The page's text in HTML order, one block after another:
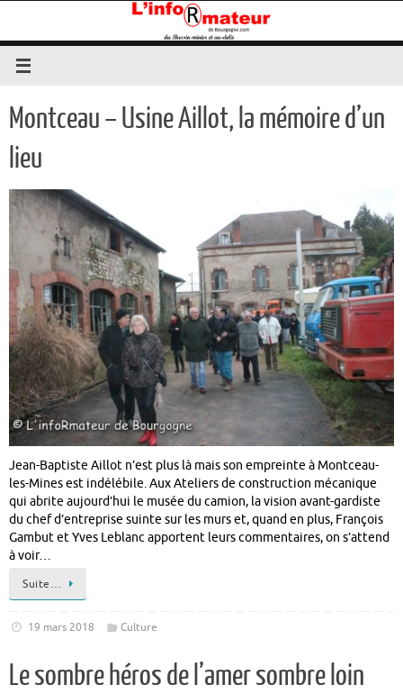
contenu
Montceau – Usine Aillot, la mémoire d’un
lieu
Jean-Baptiste Aillot n’est plus là mais son empreinte à Montceau-
les-Mines est indélébile. Aux Ateliers de construction mécanique
qui abrite aujourd’hui le musée du camion, la vision avant-gardiste
du chef d’entreprise suinte sur les murs et, quand en plus, François
Gambut et Yves Leblanc apportent leurs commentaires, on s’attend
à voir…
Suite…
19 mars 2018 Culture
Le sombre héros de l’amer sombre loin